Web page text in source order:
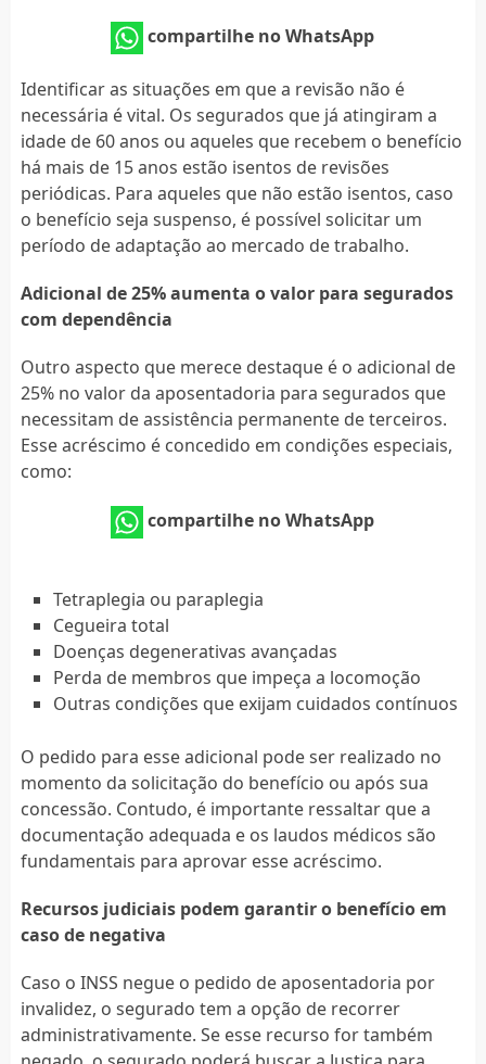
compartilhe no WhatsApp
Identificar as situações em que a revisão não é
necessária é vital. Os segurados que já atingiram a
idade de 60 anos ou aqueles que recebem o benefício
há mais de 15 anos estão isentos de revisões
periódicas. Para aqueles que não estão isentos, caso
o benefício seja suspenso, é possível solicitar um
período de adaptação ao mercado de trabalho.
Adicional de 25% aumenta o valor para segurados
com dependência
Outro aspecto que merece destaque é o adicional de
25% no valor da aposentadoria para segurados que
necessitam de assistência permanente de terceiros.
Esse acréscimo é concedido em condições especiais,
como:
compartilhe no WhatsApp
Tetraplegia ou paraplegia
Cegueira total
Doenças degenerativas avançadas
Perda de membros que impeça a locomoção
Outras condições que exijam cuidados contínuos
O pedido para esse adicional pode ser realizado no
momento da solicitação do benefício ou após sua
concessão. Contudo, é importante ressaltar que a
documentação adequada e os laudos médicos são
fundamentais para aprovar esse acréscimo.
Recursos judiciais podem garantir o benefício em
caso de negativa
Caso o INSS negue o pedido de aposentadoria por
invalidez, o segurado tem a opção de recorrer
administrativamente. Se esse recurso for também